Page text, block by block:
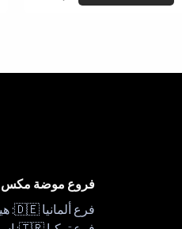
فروع موضة مكس
فرع ألمانيا 🇩🇪: هيرنه